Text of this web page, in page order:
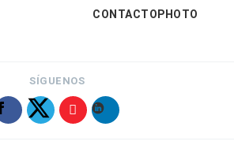
CONTACTOPHOTO
SÍGUENOS